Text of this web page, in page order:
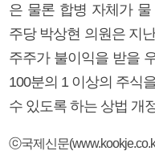
은 물론 합병 자체가
주당 박상현 의원은 지
주주가 불이익을 받을
100분의 1 이상의 주식
수 있도록 하는 상법 개
ⓒ국제신문